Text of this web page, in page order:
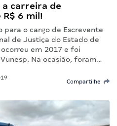
a carreira de
R$ 6 mil!
o cargo de Escrevente
de Justiça do Estado de
ocorreu em 2017 e foi
Na ocasião, foram…
Compartilhe